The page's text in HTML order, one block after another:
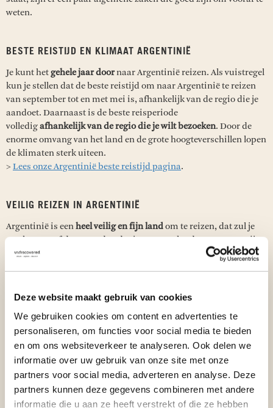
Deze website maakt gebruik van cookies
We gebruiken cookies om content en advertenties te
personaliseren, om functies voor social media te bieden
en om ons websiteverkeer te analyseren. Ook delen we
informatie over uw gebruik van onze site met onze
partners voor social media, adverteren en analyse. Deze
partners kunnen deze gegevens combineren met andere
informatie die u aan ze heeft verstrekt of die ze hebben
is groots, ruig en perfect voor wie houdt van
weten.
BESTE REISTIJD EN KLIMAAT ARGENTINIË
Je kunt hetgehele jaar doornaar Argentinië reizen. Als vuistregel
kun je stellen dat de beste reistijd om naar Argentinië te reizen
van september tot en met mei is, afhankelijk van de regio die je
aandoet. Daarnaast is de beste reisperiode
volledigafhankelijk van de regio die je wilt bezoeken. Door de
enorme omvang van het land en de grote hoogteverschillen lopen
de klimaten sterk uiteen.
>Lees onze Argentinië beste reistijd pagina.
VEILIG REIZEN IN ARGENTINIË
Argentinië is eenheel veilig en fijn landom te reizen, dat zul je
merken vanaf de eerste dag dat je voet aan land zet. Maar er zijn
wel gebieden waar je niet naartoe moet reizen. We hebben alle
Lees onze Argentinië reisinformatie pagina.
ARGENTINIË MET KINDEREN
Wist je dat Argentinië bekend staat als zeer geschikt en veilig
land voor een gezinsreis? Je kunt er ontzettend veel leuke
activiteiten voor kinderen ondernemen, waaronder pinguïns
spotten in het wild en met een bootje vlak langs de enorme